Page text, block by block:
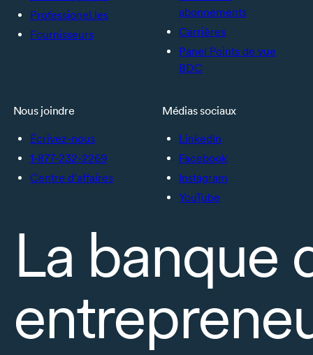
Professionel.les
Fournisseurs
abonnements
Carrières
Panel Points de vue
BDC
Nous joindre
Écrivez-nous
1-877-232-2269
Centre d’affaires
Médias sociaux
LinkedIn
Facebook
Instagram
YouTube
La banque